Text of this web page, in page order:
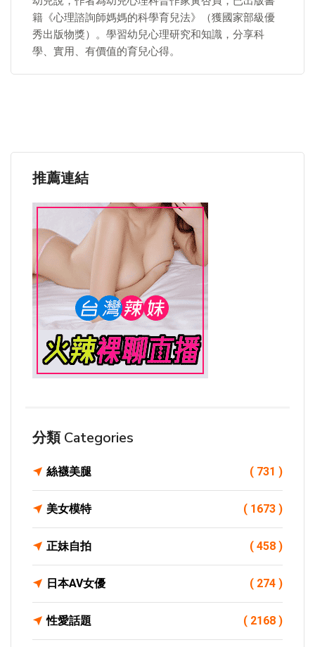
籍《心理諮詢師媽媽的科學育兒法》（獲國家部級優
秀出版物獎）。學習幼兒心理研究和知識，分享科
學、實用、有價值的育兒心得。
推薦連結
分類 Categories
絲襪美腿 ( 731 )
美女模特 ( 1673 )
正妹自拍 ( 458 )
日本AV女優 ( 274 )
性愛話題 ( 2168 )